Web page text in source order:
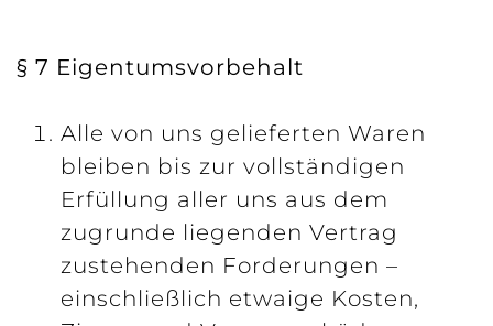
§ 7 Eigentumsvorbehalt
Alle von uns gelieferten Waren
bleiben bis zur vollständigen
Erfüllung aller uns aus dem
zugrunde liegenden Vertrag
zustehenden Forderungen –
einschließlich etwaige Kosten,